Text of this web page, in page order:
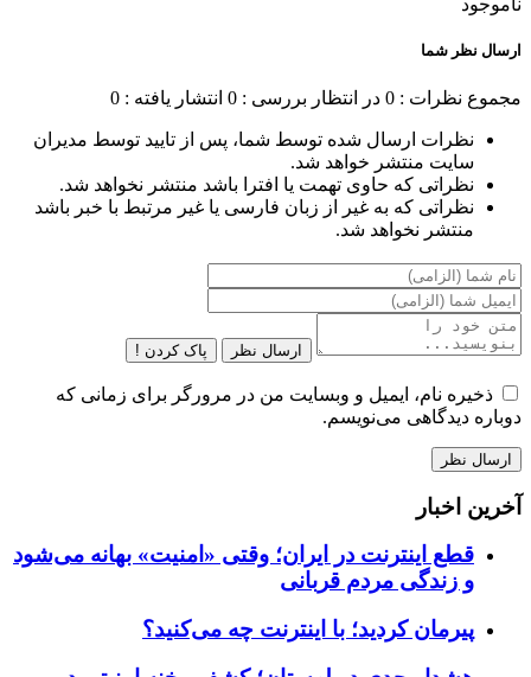
ناموجود
ارسال نظر شما
مجموع نظرات : 0 در انتظار بررسی : 0 انتشار یافته : 0
نظرات ارسال شده توسط شما، پس از تایید توسط مدیران
سایت منتشر خواهد شد.
نظراتی که حاوی تهمت یا افترا باشد منتشر نخواهد شد.
نظراتی که به غیر از زبان فارسی یا غیر مرتبط با خبر باشد
منتشر نخواهد شد.
ارسال نظر پاک کردن !
ذخیره نام، ایمیل و وبسایت من در مرورگر برای زمانی که
دوباره دیدگاهی می‌نویسم.
آخرین اخبار
قطع اینترنت در ایران؛ وقتی «امنیت» بهانه می‌شود
و زندگی مردم قربانی
پیرمان کردید؛ با اینترنت چه می‌کنید؟